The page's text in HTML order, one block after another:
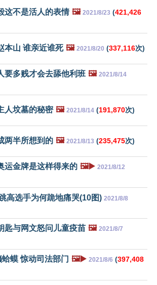
这不是活人的表情 🖼️ 2021/8/23 (421,426
本山 谁亲近谁死 🖼️ 2021/8/20 (337,116次)
要多贱才会去舔他利班 🖼️ 2021/8/14
人坟墓的秘密 🖼️ 2021/8/14 (191,870次)
两半所想到的 🖼️ 2021/8/13 (235,475次)
运金牌是这样得来的 🖼️▶️ 2021/8/12
高选手为何跪地痛哭(10图) 2021/8/8
匙与网文怒问儿童疫苗 🖼️ 2021/8/7
蟆 惊动司法部门 🖼️▶️ 2021/8/6 (397,408